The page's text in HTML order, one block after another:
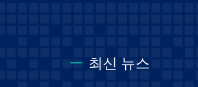
최신 뉴스